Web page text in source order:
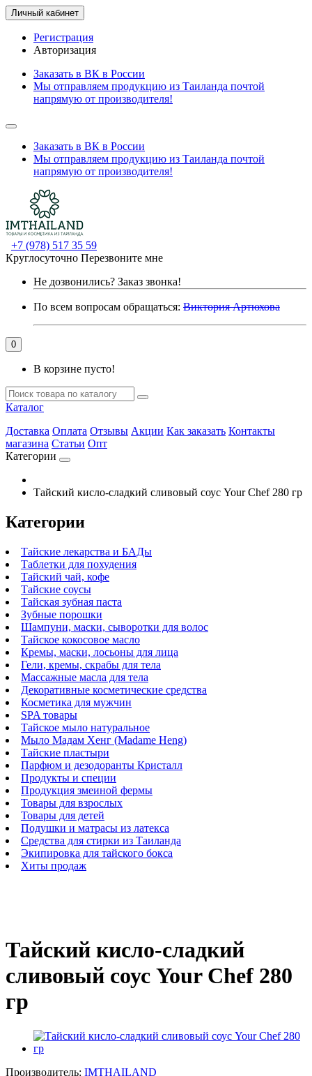
Личный кабинет
Регистрация
Авторизация
Заказать в ВК в России
Мы отправляем продукцию из Таиланда почтой
напрямую от производителя!
Заказать в ВК в России
Мы отправляем продукцию из Таиланда почтой
напрямую от производителя!
+7 (978) 517 35 59
Круглосуточно Перезвоните мне
Не дозвонились? Заказ звонка!
По всем вопросам обращаться: Виктория Артюхова
0
В корзине пусто!
Каталог
Доставка Оплата Отзывы Акции Как заказать Контакты
магазина Статьи Опт
Категории
Тайский кисло-сладкий сливовый соус Your Chef 280 гр
Категории
Тайские лекарства и БАДы
Таблетки для похудения
Тайский чай, кофе
Тайские соусы
Тайская зубная паста
Зубные порошки
Шампуни, маски, сыворотки для волос
Тайское кокосовое масло
Кремы, маски, лосьоны для лица
Гели, кремы, скрабы для тела
Массажные масла для тела
Декоративные косметические средства
Косметика для мужчин
SPA товары
Тайское мыло натуральное
Мыло Мадам Хенг (Madame Heng)
Тайские пластыри
Парфюм и дезодоранты Кристалл
Продукты и специи
Продукция змеиной фермы
Товары для взрослых
Товары для детей
Подушки и матрасы из латекса
Средства для стирки из Таиланда
Экипировка для тайского бокса
Хиты продаж
Тайский кисло-сладкий
сливовый соус Your Chef 280
гр
Производитель: IMTHAILAND